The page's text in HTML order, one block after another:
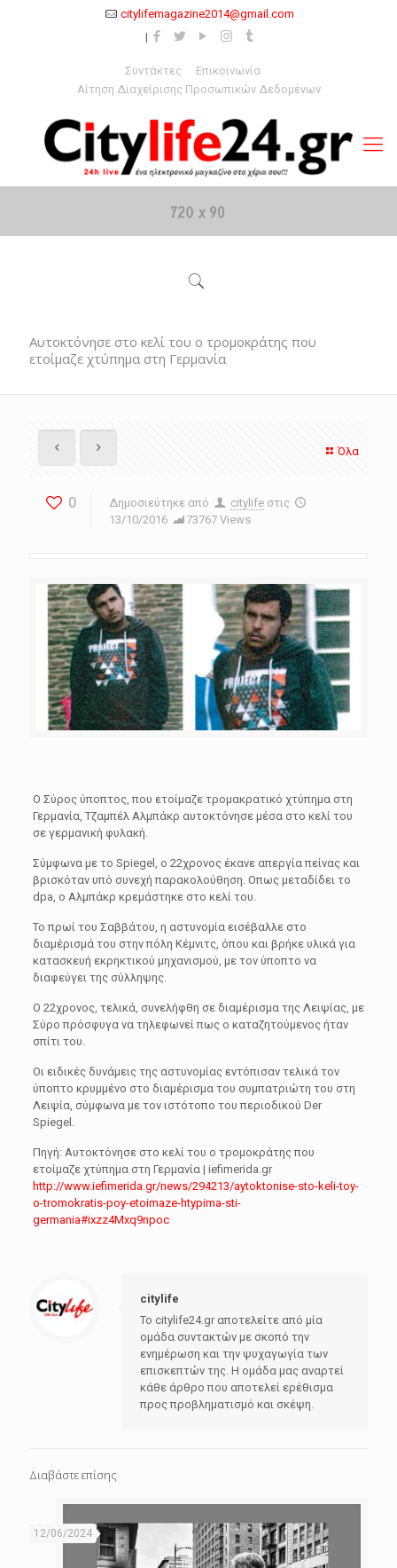
citylifemagazine2014@gmail.com
Συντάκτες
Επικοινωνία
Αίτηση Διαχείρισης Προσωπικών Δεδομένων
Αυτοκτόνησε στο κελί του ο τρομοκράτης που
ετοίμαζε χτύπημα στη Γερμανία
Όλα
0 Δημοσιεύτηκε από citylife στις
13/10/2016
73767 Views
Ο Σύρος ύποπτος, που ετοίμαζε τρομακρατικό χτύπημα στη
Γερμανία, Τζαμπέλ Αλμπάκρ αυτοκτόνησε μέσα στο κελί του
σε γερμανική φυλακή.
Σύμφωνα με το Spiegel, ο 22χρονος έκανε απεργία πείνας και
βρισκόταν υπό συνεχή παρακολούθηση. Οπως μεταδίδει το
dpa, ο Αλμπάκρ κρεμάστηκε στο κελί του.
Το πρωί του Σαββάτου, η αστυνομία εισέβαλλε στο
διαμέρισμά του στην πόλη Κέμνιτς, όπου και βρήκε υλικά για
κατασκευή εκρηκτικού μηχανισμού, με τον ύποπτο να
διαφεύγει της σύλληψης.
Ο 22χρονος, τελικά, συνελήφθη σε διαμέρισμα της Λειψίας, με
Σύρο πρόσφυγα να τηλεφωνεί πως ο καταζητούμενος ήταν
σπίτι του.
Οι ειδικές δυνάμεις της αστυνομίας εντόπισαν τελικά τον
ύποπτο κρυμμένο στο διαμέρισμα του συμπατριώτη του στη
Λειψία, σύμφωνα με τον ιστότοπο του περιοδικού Der
Spiegel.
Πηγή: Αυτοκτόνησε στο κελί του ο τρομοκράτης που
ετοίμαζε χτύπημα στη Γερμανία | iefimerida.gr
http://www.iefimerida.gr/news/294213/aytoktonise-sto-keli-toy-
o-tromokratis-poy-etoimaze-htypima-sti-
germania#ixzz4Mxq9npoc
citylife
Το citylife24.gr αποτελείτε από μία
ομάδα συντακτών με σκοπό την
ενημέρωση και την ψυχαγωγία των
επισκεπτών της. Η ομάδα μας αναρτεί
κάθε άρθρο που αποτελεί ερέθισμα
προς προβληματισμό και σκέψη.
Διαβάστε επίσης
12/06/2024